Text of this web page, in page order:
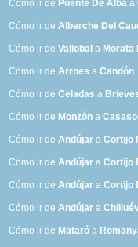
Cómo ir de Puente De Alba a
Cómo ir deAlberche Del
Cómo ir deVallobal a Morata
Cómo ir deArroes aCandón
Cómo ir deCeladas a
Cómo ir de Monzón a
Cómo ir deAndújar aCortijo
Cómo ir deAndújar aCortijo
Cómo ir deAndújar aCortijo
Cómo ir deAndújar a
Cómo ir de Mataró a